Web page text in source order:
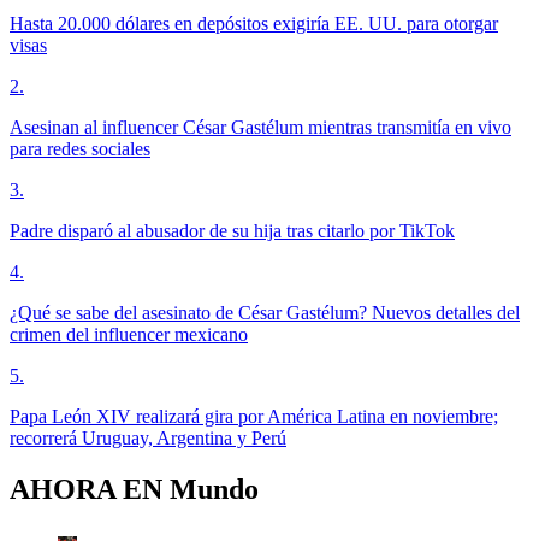
Hasta 20.000 dólares en depósitos exigiría EE. UU. para otorgar
visas
2.
Asesinan al influencer César Gastélum mientras transmitía en vivo
para redes sociales
3.
Padre disparó al abusador de su hija tras citarlo por TikTok
4.
¿Qué se sabe del asesinato de César Gastélum? Nuevos detalles del
crimen del influencer mexicano
5.
Papa León XIV realizará gira por América Latina en noviembre;
recorrerá Uruguay, Argentina y Perú
AHORA EN Mundo